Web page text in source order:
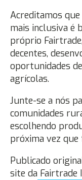
Acreditamos
mais inclusiva é
próprio
decentes,
oportunidades
agrícolas.
Junte-se a nós
comunidades
escolhendo
próxima vez
Publicado
site da Fairtrade